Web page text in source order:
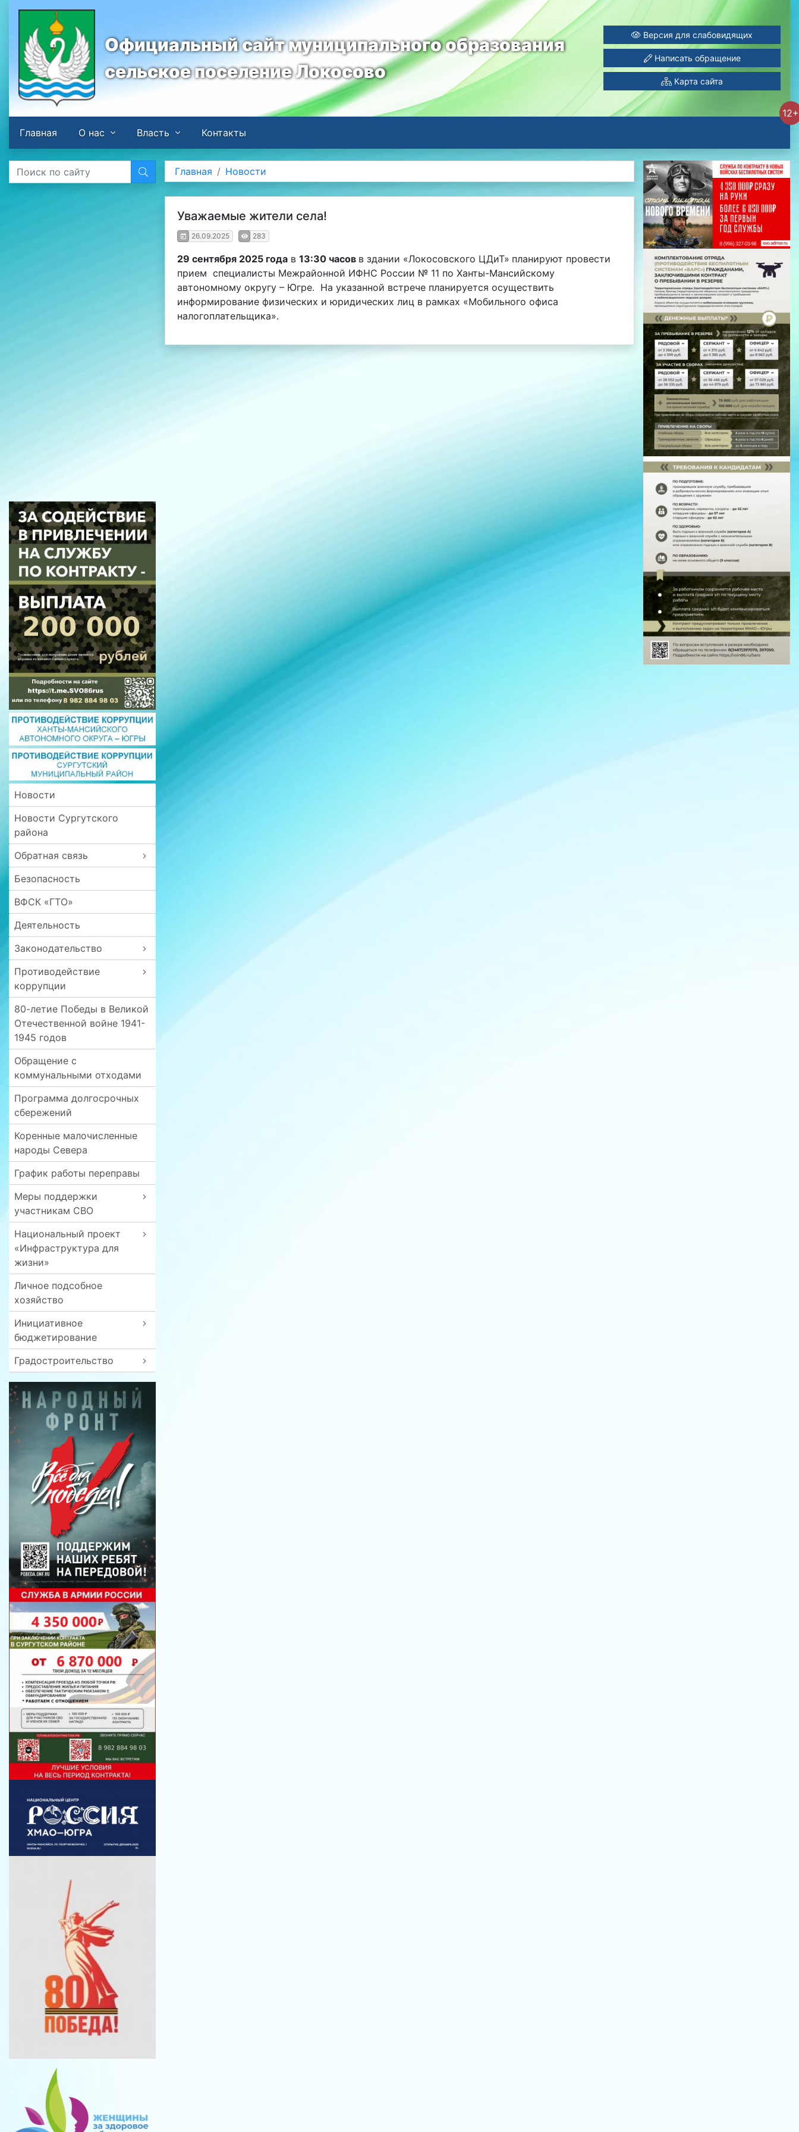
Официальный сайт муниципального образования
сельское поселение Локосово
Версия для слабовидящих
Написать обращение
Карта сайта
12+
Главная
О нас Власть Контакты
Новости
Новости Сургутского
района
Обратная связь
Безопасность
ВФСК «ГТО»
Деятельность
Законодательство
Противодействие
коррупции
80-летие Победы в Великой
Отечественной войне 1941-
1945 годов
Обращение с
коммунальными отходами
Программа долгосрочных
сбережений
Коренные малочисленные
народы Севера
График работы переправы
Меры поддержки
участникам СВО
Национальный проект
«Инфраструктура для
жизни»
Личное подсобное
хозяйство
Инициативное
бюджетирование
Градостроительство
Главная Новости
Уважаемые жители села!
26.09.2025 283
29 сентября 2025 года в13:30 часов в здании «Локосовского ЦДиТ» планируют провести
прием специалисты Межрайонной ИФНС России № 11 по Ханты-Мансийскому
автономному округу – Югре. На указанной встрече планируется осуществить
информирование физических и юридических лиц в рамках «Мобильного офиса
налогоплательщика».